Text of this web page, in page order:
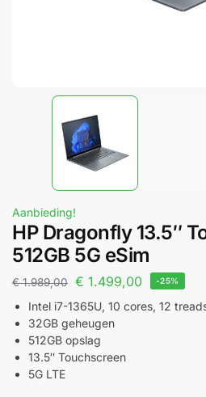
Aanbieding!
HP Dragonfly 13.5″
512GB 5G eSim
€1.989,00 € 1.499,00 -25%
Intel i7-1365U, 10 cores, 12
32GB geheugen
512GB opslag
13.5″ Touchscreen
5G LTE